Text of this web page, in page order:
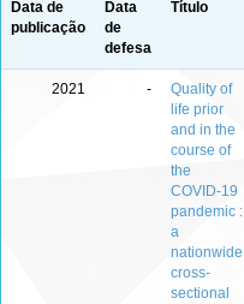
Data de
publicação
Data
de
defesa
Título
2021 -
Quality of
life prior
and in the
course of
the
COVID-19
pandemic :
a
nationwide
cross-
sectional